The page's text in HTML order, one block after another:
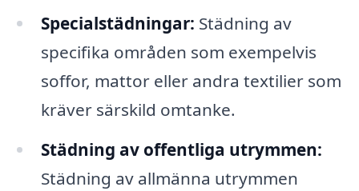
Specialstädningar: Städning av
specifika områden som exempelvis
soffor, mattor eller andra textilier som
kräver särskild omtanke.
Städning av offentliga utrymmen:
Städning av allmänna utrymmen